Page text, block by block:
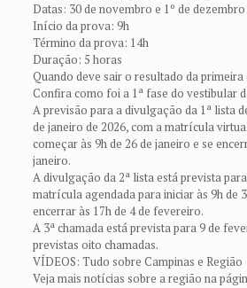
Datas: 30 de novembro e 1º de dezembro
Início da prova: 9h
Término da prova: 14h
Duração: 5 horas
Quando deve sair o resultado da primeira
Confira como foi a 1ª fase do vestibular
A previsão para a divulgação da 1ª lista
de janeiro de 2026, com a matrícula
começar às 9h de 26 de janeiro e se
janeiro.
A divulgação da 2ª lista está prevista
matrícula agendada para iniciar às 9h de
encerrar às 17h de 4 de fevereiro.
A 3ª chamada está prevista para 9 de
previstas oito chamadas.
VÍDEOS: Tudo sobre Campinas e Região
Veja mais notícias sobre a região na